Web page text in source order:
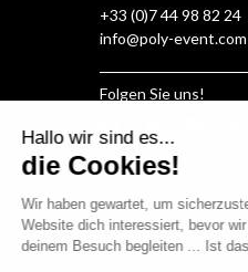
+33 (0)7 44 98 82 24
info@poly-event.com
Folgen Sie uns!
MEHR ÜBER POLY EVENT
HILFE & KUNDENSERVICE